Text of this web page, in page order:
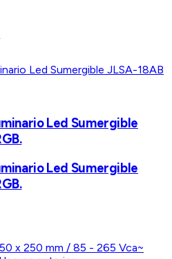
Led Sumergible
Led Sumergible